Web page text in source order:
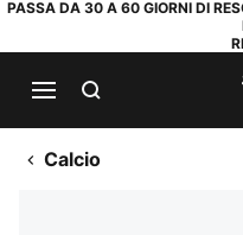
PASSA DA 30 A 60 GIORNI DI
Calcio